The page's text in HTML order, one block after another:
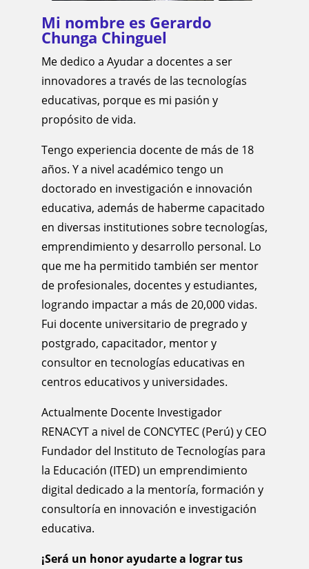
Mi nombre es Gerardo
Chunga Chinguel
Me dedico a Ayudar a docentes a ser
innovadores a través de las tecnologías
educativas, porque es mi pasión y
propósito de vida.
Tengo experiencia docente de más de 18
años. Y a nivel académico tengo un
doctorado en investigación e innovación
educativa, además de haberme capacitado
en diversas institutiones sobre tecnologías,
emprendimiento y desarrollo personal. Lo
que me ha permitido también ser mentor
de profesionales, docentes y estudiantes,
logrando impactar a más de 20,000 vidas.
Fui docente universitario de pregrado y
postgrado, capacitador, mentor y
consultor en tecnologías educativas en
centros educativos y universidades.
Actualmente Docente Investigador
RENACYT a nivel de CONCYTEC (Perú) y CEO
Fundador del Instituto de Tecnologías para
la Educación (ITED) un emprendimiento
digital dedicado a la mentoría, formación y
consultoría en innovación e investigación
educativa.
¡Será un honor ayudarte a lograr tus